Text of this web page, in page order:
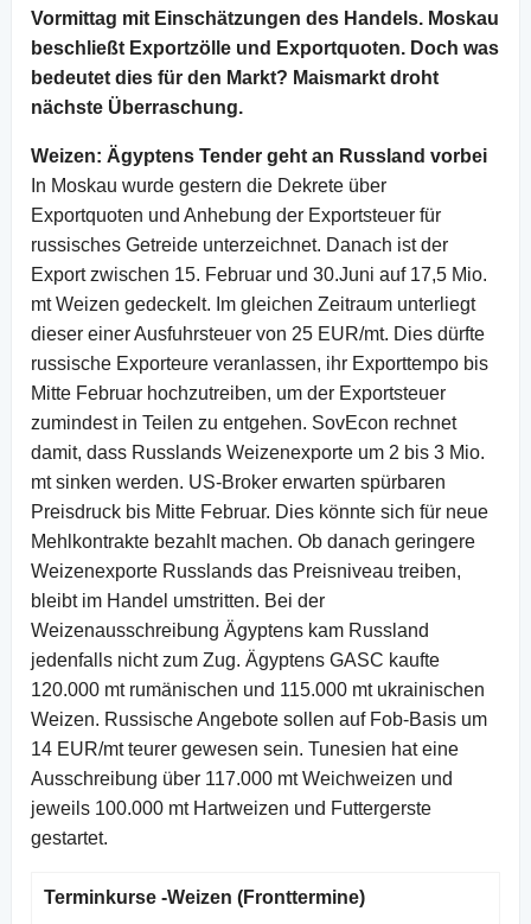
Vormittag mit Einschätzungen des Handels. Moskau
beschließt Exportzölle und Exportquoten. Doch was
bedeutet dies für den Markt? Maismarkt droht
nächste Überraschung.
Weizen: Ägyptens Tender geht an Russland vorbei
In Moskau wurde gestern die Dekrete über
Exportquoten und Anhebung der Exportsteuer für
russisches Getreide unterzeichnet. Danach ist der
Export zwischen 15. Februar und 30.Juni auf 17,5 Mio.
mt Weizen gedeckelt. Im gleichen Zeitraum unterliegt
dieser einer Ausfuhrsteuer von 25 EUR/mt. Dies dürfte
russische Exporteure veranlassen, ihr Exporttempo bis
Mitte Februar hochzutreiben, um der Exportsteuer
zumindest in Teilen zu entgehen. SovEcon rechnet
damit, dass Russlands Weizenexporte um 2 bis 3 Mio.
mt sinken werden. US-Broker erwarten spürbaren
Preisdruck bis Mitte Februar. Dies könnte sich für neue
Mehlkontrakte bezahlt machen. Ob danach geringere
Weizenexporte Russlands das Preisniveau treiben,
bleibt im Handel umstritten. Bei der
Weizenausschreibung Ägyptens kam Russland
jedenfalls nicht zum Zug. Ägyptens GASC kaufte
120.000 mt rumänischen und 115.000 mt ukrainischen
Weizen. Russische Angebote sollen auf Fob-Basis um
14 EUR/mt teurer gewesen sein. Tunesien hat eine
Ausschreibung über 117.000 mt Weichweizen und
jeweils 100.000 mt Hartweizen und Futtergerste
gestartet.
Terminkurse -Weizen (Fronttermine)